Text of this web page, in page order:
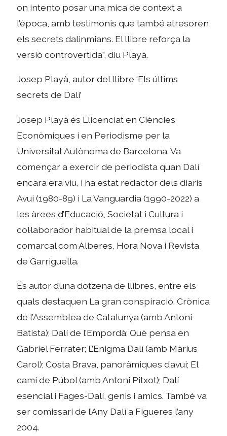
on intento posar una mica de context a
l’època, amb testimonis que també atresoren
els secrets dalinmians. El llibre reforça la
versió controvertida”, diu Playà.
Josep Playà, autor del llibre ‘Els últims
secrets de Dalí’
Josep Playà és Llicenciat en Ciències
Econòmiques i en Periodisme per la
Universitat Autònoma de Barcelona. Va
començar a exercir de periodista quan Dalí
encara era viu, i ha estat redactor dels diaris
Avui (1980-89) i La Vanguardia (1990-2022) a
les àrees d’Educació, Societat i Cultura i
col·laborador habitual de la premsa local i
comarcal com Alberes, Hora Nova i Revista
de Garriguella.
És autor d’una dotzena de llibres, entre els
quals destaquen La gran conspiració. Crònica
de l’Assemblea de Catalunya (amb Antoni
Batista); Dalí de l’Empordà; Què pensa en
Gabriel Ferrater; L’Enigma Dalí (amb Màrius
Carol); Costa Brava, panoràmiques d’avui; El
camí de Púbol (amb Antoni Pitxot); Dalí
esencial i Fages-Dalí, genis i amics. També va
ser comissari de l’Any Dalí a Figueres l’any
2004.